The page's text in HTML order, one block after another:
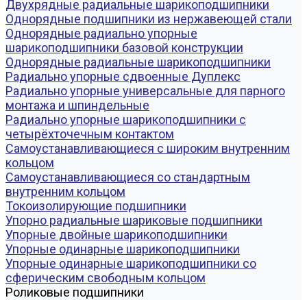
Двухрядные радиальные шарикоподшипники
Однорядные подшипники из нержавеющей стали
Однорядные радиально упорные
шарикоподшипники базовой конструкции
Однорядные радиальные шарикоподшипники
Радиально упорные сдвоенные Дуплекс
Радиально упорные универсальные для парного
монтажа и шпиндельные
Радиально упорные шарикоподшипники с
четырёхточечным контактом
Самоустанавливающиеся с широким внутренним
кольцом
Самоустанавливающиеся со стандартным
внутренним кольцом
Токоизолирующие подшипники
Упорно радиальные шариковые подшипники
Упорные двойные шарикоподшипники
Упорные одинарные шарикоподшипники
Упорные одинарные шарикоподшипники со
сферическим свободным кольцом
Роликовые подшипники